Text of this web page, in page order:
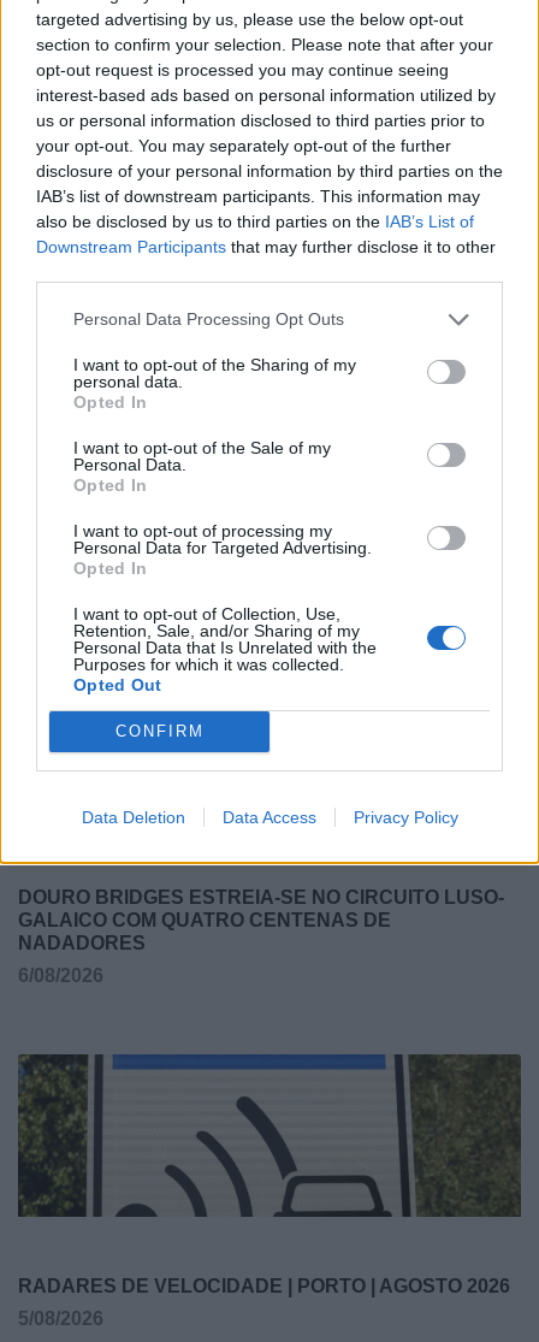
targeted advertising by us, please use the below opt-out
section to confirm your selection. Please note that after your
opt-out request is processed you may continue seeing
interest-based ads based on personal information utilized by
us or personal information disclosed to third parties prior to
your opt-out. You may separately opt-out of the further
disclosure of your personal information by third parties on the
IAB’s list of downstream participants. This information may
also be disclosed by us to third parties on the IAB’s List of
Downstream Participants that may further disclose it to other
Personal Data Processing Opt Outs
I want to opt-out of the Sharing of my
personal data.
Opted In
I want to opt-out of the Sale of my
Personal Data.
Opted In
I want to opt-out of processing my
Personal Data for Targeted Advertising.
Opted In
I want to opt-out of Collection, Use,
Retention, Sale, and/or Sharing of my
Personal Data that Is Unrelated with the
Purposes for which it was collected.
Opted Out
CONFIRM
Data Deletion Data Access Privacy Policy
REABILITAÇÃO DE EDIFÍCIO DEVOLUTO NA RUA DO
HEROÍSMO DÁ LUGAR A QUATRO HABITAÇÕES
DUPLEX
7/08/2026
JOÃO FONTE REFORÇA EQUIPA DE FUTSAL DO FC
PORTO
DOURO BRIDGES ESTREIA-SE NO CIRCUITO LUSO-
GALAICO COM QUATRO CENTENAS DE
NADADORES
6/08/2026
RADARES DE VELOCIDADE | PORTO | AGOSTO 2026
5/08/2026